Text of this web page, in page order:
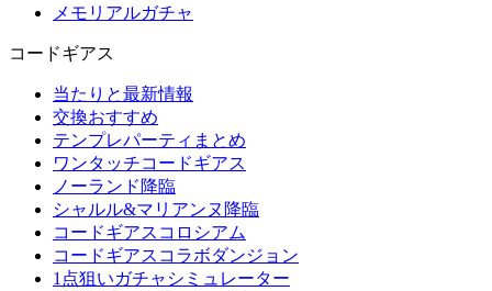
メモリアルガチャ
コードギアス
当たりと最新情報
交換おすすめ
テンプレパーティまとめ
ワンタッチコードギアス
ノーランド降臨
シャルル&マリアンヌ降臨
コードギアスコロシアム
コードギアスコラボダンジョン
1点狙いガチャシミュレーター